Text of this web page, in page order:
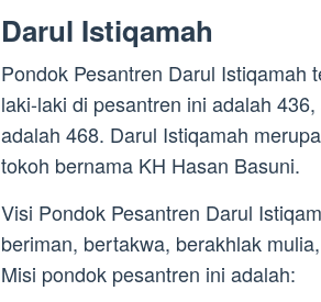
Darul Istiqamah
Pondok Pesantren Darul Istiqamah
laki-laki di pesantren ini adalah
adalah 468. Darul Istiqamah
tokoh bernama KH Hasan Basuni.
Visi Pondok Pesantren Darul
beriman, bertakwa, berakhlak
Misi pondok pesantren ini adalah: